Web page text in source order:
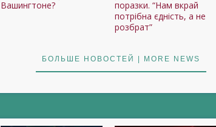
Вашингтоне?
поразки. “Нам вкрай
потрібна єдність, а не
розбрат”
БОЛЬШЕ НОВОСТЕЙ | MORE NEWS